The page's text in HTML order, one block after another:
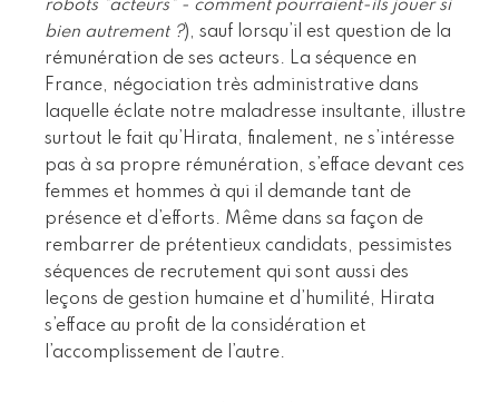
robots "acteurs" - comment pourraient-ils jouer si
bien autrement ?), sauf lorsqu’il est question de la
rémunération de ses acteurs. La séquence en
France, négociation très administrative dans
laquelle éclate notre maladresse insultante, illustre
surtout le fait qu’Hirata, finalement, ne s’intéresse
pas à sa propre rémunération, s’efface devant ces
femmes et hommes à qui il demande tant de
présence et d’efforts. Même dans sa façon de
rembarrer de prétentieux candidats, pessimistes
séquences de recrutement qui sont aussi des
leçons de gestion humaine et d’humilité, Hirata
s’efface au profit de la considération et
l’accomplissement de l’autre.